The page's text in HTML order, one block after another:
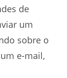
de
um
sobre o
e-mail,